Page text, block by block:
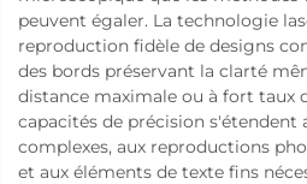
peuvent égaler. La technologie
reproduction fidèle de designs
des bords préservant la clarté
distance maximale ou à fort taux
capacités de précision
complexes, aux reproductions
et aux éléments de texte fins